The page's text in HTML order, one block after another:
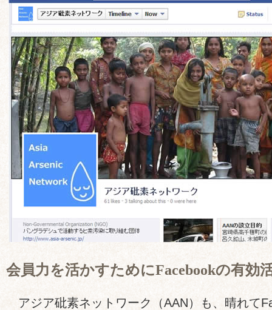
会員力を活かすためにFacebookの有効
アジア砒素ネットワーク（AAN）も、晴れて